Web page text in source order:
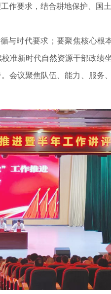
要求，结合耕地保护、国
时代要求；要聚焦核心根
准新时代自然资源干部政绩坐
议聚焦队伍、能力、服务